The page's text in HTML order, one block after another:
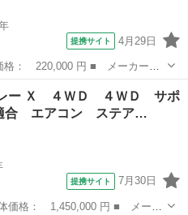
提携サイト 4月29日
ィ ■ グレード名： パルコ
録Ｒ５年１０月１０日１４０９
レー Ｘ ４ＷＤ ４ＷＤ サポ
合 エアコン ステア…
提携サイト 7月30日